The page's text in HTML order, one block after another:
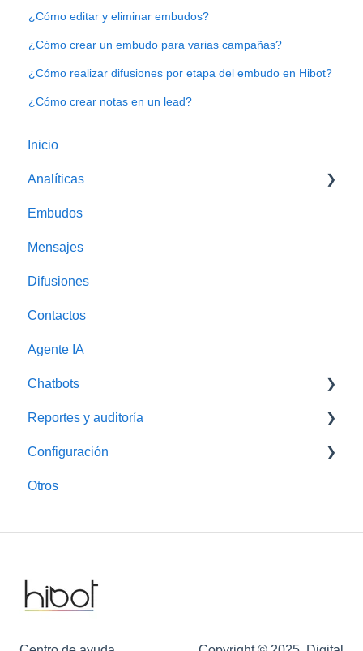
¿Cómo editar y eliminar embudos?
¿Cómo crear un embudo para varias campañas?
¿Cómo realizar difusiones por etapa del embudo en Hibot?
¿Cómo crear notas en un lead?
Inicio
Analíticas
Métricas Hibot
Tablero de control
Gráficos embudos
Embudos
Mensajes
Difusiones
Contactos
Agente IA
Chatbots
Encuestas
Reportes y auditoría
Auditoría
Configuración
Campañas
Proyectos
Otros